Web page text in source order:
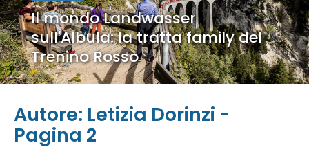
Il mondo Landwasser
sull'Albula: la tratta family del
Trenino Rosso
Autore: Letizia Dorinzi -
Pagina 2